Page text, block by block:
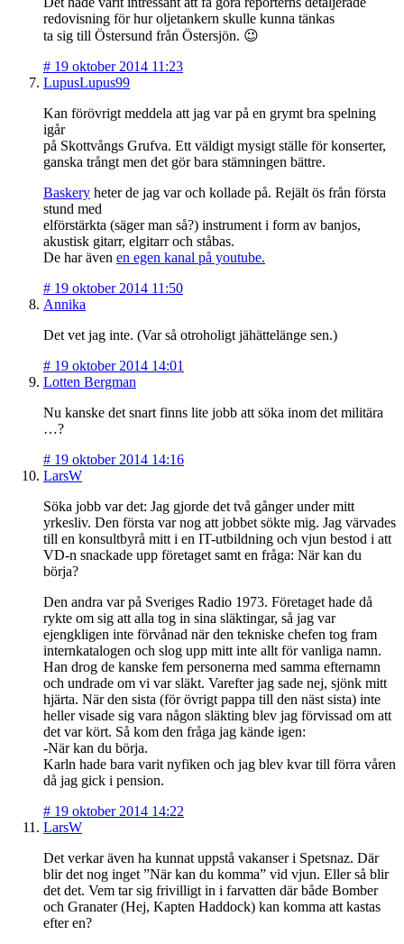
redovisning för hur oljetankern skulle kunna tänkas
ta sig till Östersund från Östersjön. 😉
# 19 oktober 2014 11:23
LupusLupus99
Kan förövrigt meddela att jag var på en grymt bra spelning
igår
på Skottvångs Grufva. Ett väldigt mysigt ställe för konserter,
ganska trångt men det gör bara stämningen bättre.
Baskery heter de jag var och kollade på. Rejält ös från första
stund med
elförstärkta (säger man så?) instrument i form av banjos,
akustisk gitarr, elgitarr och ståbas.
De har även en egen kanal på youtube.
# 19 oktober 2014 11:50
Annika
Det vet jag inte. (Var så otroholigt jähättelänge sen.)
# 19 oktober 2014 14:01
Lotten Bergman
Nu kanske det snart finns lite jobb att söka inom det militära
…?
# 19 oktober 2014 14:16
LarsW
Söka jobb var det: Jag gjorde det två gånger under mitt
yrkesliv. Den första var nog att jobbet sökte mig. Jag värvades
till en konsultbyrå mitt i en IT-utbildning och vjun bestod i att
VD-n snackade upp företaget samt en fråga: När kan du
börja?
Den andra var på Sveriges Radio 1973. Företaget hade då
rykte om sig att alla tog in sina släktingar, så jag var
ejengkligen inte förvånad när den tekniske chefen tog fram
internkatalogen och slog upp mitt inte allt för vanliga namn.
Han drog de kanske fem personerna med samma efternamn
och undrade om vi var släkt. Varefter jag sade nej, sjönk mitt
hjärta. När den sista (för övrigt pappa till den näst sista) inte
heller visade sig vara någon släkting blev jag förvissad om att
det var kört. Så kom den fråga jag kände igen:
-När kan du börja.
Karln hade bara varit nyfiken och jag blev kvar till förra våren
då jag gick i pension.
# 19 oktober 2014 14:22
LarsW
Det verkar även ha kunnat uppstå vakanser i Spetsnaz. Där
blir det nog inget ”När kan du komma” vid vjun. Eller så blir
det det. Vem tar sig frivilligt in i farvatten där både Bomber
och Granater (Hej, Kapten Haddock) kan komma att kastas
efter en?